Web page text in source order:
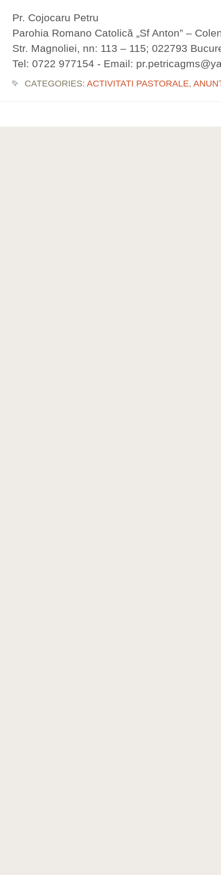
Pr. Cojocaru Petru
Parohia Romano Catolică „Sf Anton” –
Str. Magnoliei, nn: 113 – 115; 022793
Tel: 0722 977154 - Email:
CATEGORIES: ACTIVITATI PASTORALE,